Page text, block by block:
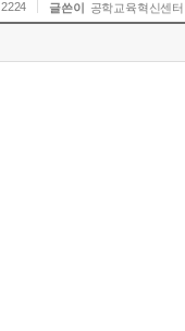
2224 글쓴이 공학교육혁신센터